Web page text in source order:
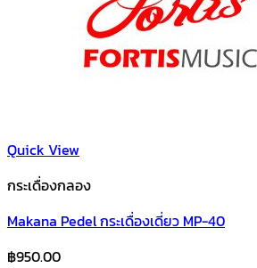
Quick View
กระเดื่องกลอง
Makana Pedel กระเดื่องเดี่ยว MP-40
฿950.00